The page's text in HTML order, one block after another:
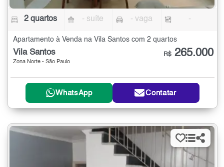
2 quartos - suíte - vaga -
Apartamento à Venda na Vila Santos com 2 quartos
Vila Santos
Zona Norte - São Paulo
R$ 265.000
WhatsApp Contatar